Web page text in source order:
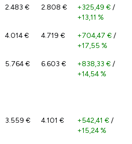
2.483 € 2.808 € +325,49 € /
+13,11 %
4.014 € 4.719 € +704,47 € /
+17,55 %
5.764 € 6.603 € +838,33 € /
+14,54 %
3.559 € 4.101 € +542,41 € /
+15,24 %